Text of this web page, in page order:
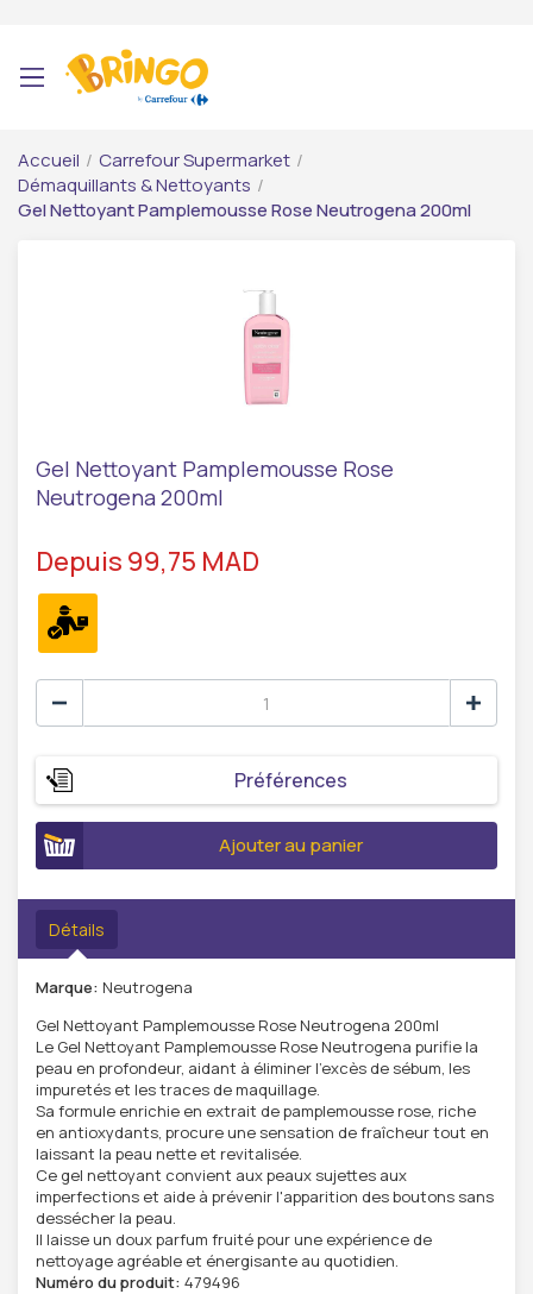
Accueil / Carrefour Supermarket /
Démaquillants & Nettoyants /
Gel Nettoyant Pamplemousse Rose Neutrogena 200ml
Gel Nettoyant Pamplemousse Rose
Neutrogena 200ml
Depuis 99,75 MAD
Préférences
Ajouter au panier
Détails
Marque: Neutrogena
Gel Nettoyant Pamplemousse Rose Neutrogena 200ml
Le Gel Nettoyant Pamplemousse Rose Neutrogena purifie la
peau en profondeur, aidant à éliminer l'excès de sébum, les
impuretés et les traces de maquillage.
Sa formule enrichie en extrait de pamplemousse rose, riche
en antioxydants, procure une sensation de fraîcheur tout en
laissant la peau nette et revitalisée.
Ce gel nettoyant convient aux peaux sujettes aux
imperfections et aide à prévenir l'apparition des boutons sans
dessécher la peau.
Il laisse un doux parfum fruité pour une expérience de
nettoyage agréable et énergisante au quotidien.
Numéro du produit: 479496